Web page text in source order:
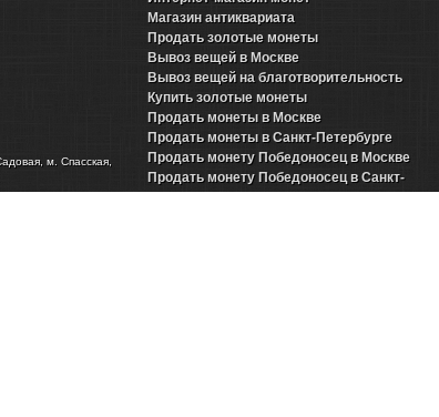
м. Спасская,
Магазин антиквариата
Продать золотые монеты
Вывоз вещей в Москве
Вывоз вещей на благотворительность
Купить золотые монеты
Продать монеты в Москве
Продать монеты в Санкт-Петербурге
Продать монету Победоносец в Москве
Продать монету Победоносец в Санкт-